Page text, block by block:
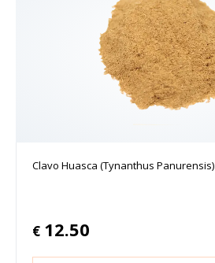
Clavo Huasca (Tynanthus Panurensis)
€ 12.50